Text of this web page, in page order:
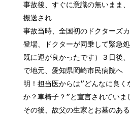
事故後、すぐに意識の無いまま
搬送され
事故当時、全国初のドクターズ
登場、ドクターが同乗して緊急
既に運が良かったです）３日後
で地元、愛知県岡崎市民病院へ
明！担当医からは”どんなに良
か？車椅子？”と宣言されていま
その後、故父の生家とお墓のあ